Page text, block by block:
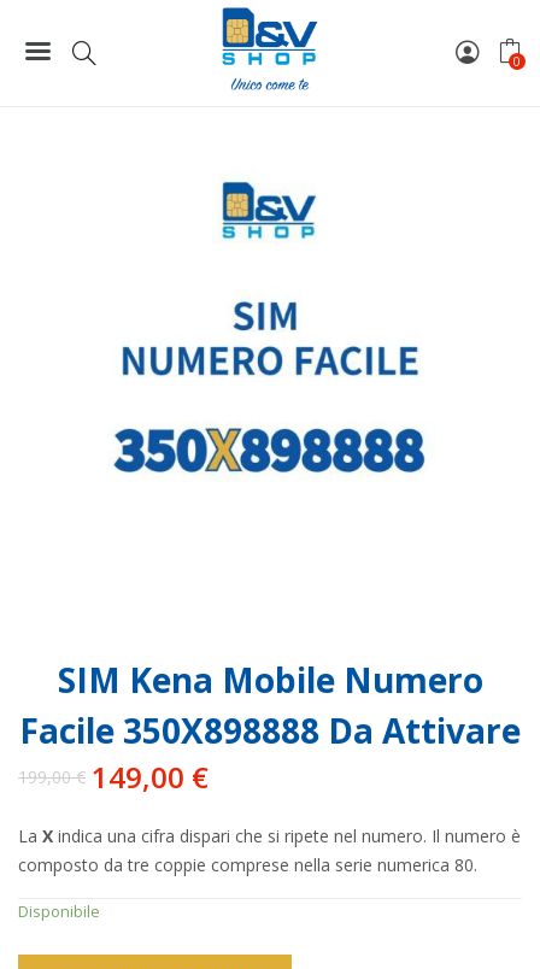
0
SIM Kena Mobile Numero Facile 350X898888 Da Attivare
SIM Kena Mobile Numero
Facile 350X898888 Da Attivare
199,00€
Il
originale
era:
199,00 €.
149,00 €
Il
attuale
è:
149,00 €.
La X indica una cifra dispari che si ripete nel numero. Il numero è
composto da tre coppie comprese nella serie numerica 80.
Disponibile